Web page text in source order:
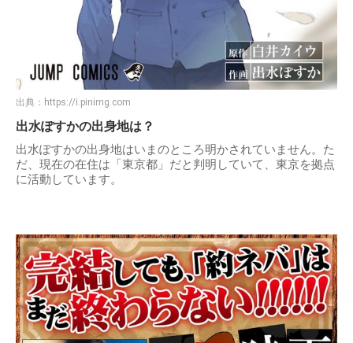
出典： https://i.pinimg.com
出水ぽすかの出身地は？
出水ぽすかの出身地はいまのところ明かされていません。た
だ、現在の在住は「東京都」だと判明していて、東京を拠点
に活動しています。